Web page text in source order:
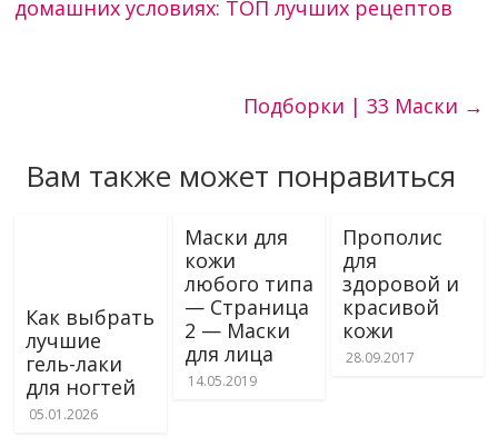
домашних условиях: ТОП лучших рецептов
Подборки | 33 Маски →
Вам также может понравиться
Как выбрать
лучшие
гель-лаки
для ногтей
05.01.2026
Маски для
кожи
любого типа
— Страница
2 — Маски
для лица
14.05.2019
Прополис
для
здоровой и
красивой
кожи
28.09.2017